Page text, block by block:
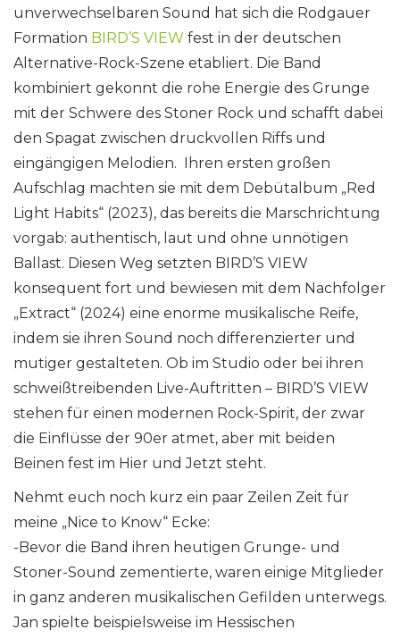
unverwechselbaren Sound hat sich die Rodgauer
Formation BIRD’S VIEW fest in der deutschen
Alternative-Rock-Szene etabliert. Die Band
kombiniert gekonnt die rohe Energie des Grunge
mit der Schwere des Stoner Rock und schafft dabei
den Spagat zwischen druckvollen Riffs und
eingängigen Melodien. Ihren ersten großen
Aufschlag machten sie mit dem Debütalbum „Red
Light Habits“ (2023), das bereits die Marschrichtung
vorgab: authentisch, laut und ohne unnötigen
Ballast. Diesen Weg setzten BIRD’S VIEW
konsequent fort und bewiesen mit dem Nachfolger
„Extract“ (2024) eine enorme musikalische Reife,
indem sie ihren Sound noch differenzierter und
mutiger gestalteten. Ob im Studio oder bei ihren
schweißtreibenden Live-Auftritten – BIRD’S VIEW
stehen für einen modernen Rock-Spirit, der zwar
die Einflüsse der 90er atmet, aber mit beiden
Beinen fest im Hier und Jetzt steht.
Nehmt euch noch kurz ein paar Zeilen Zeit für
meine „Nice to Know“ Ecke:
-Bevor die Band ihren heutigen Grunge- und
Stoner-Sound zementierte, waren einige Mitglieder
in ganz anderen musikalischen Gefilden unterwegs.
Jan spielte beispielsweise im Hessischen